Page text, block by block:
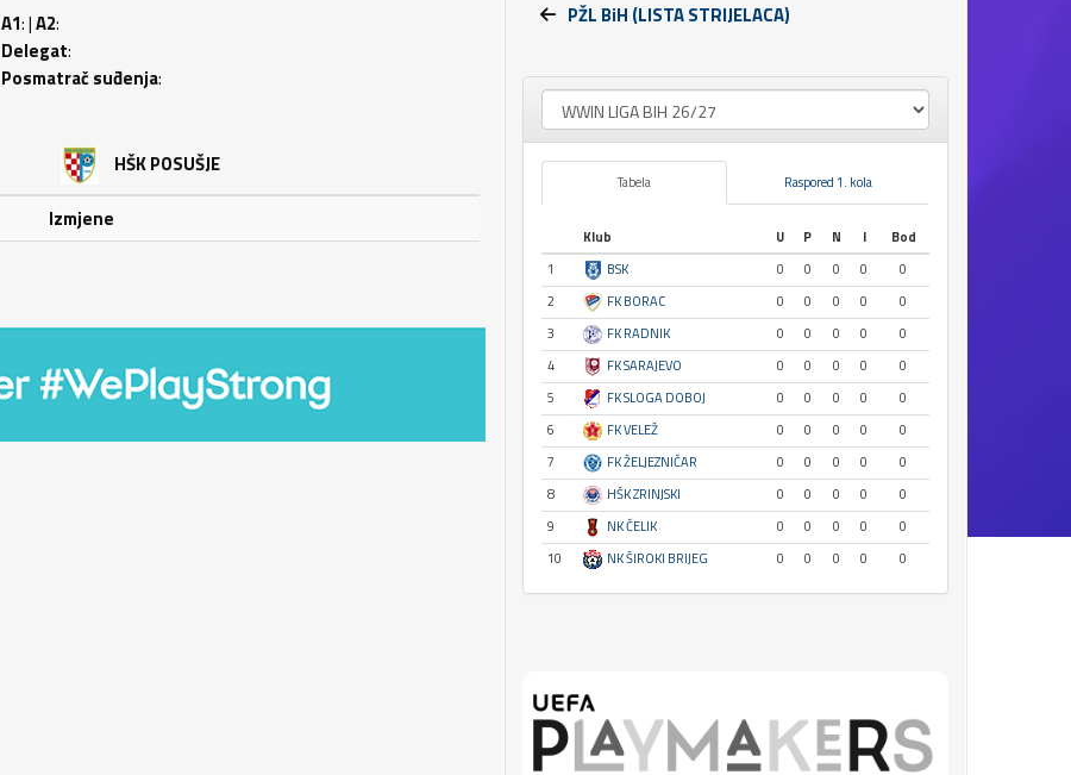
A1: |A2:
Delegat:
Posmatrač suđenja:
HŠK POSUŠJE
Izmjene
PŽL BiH (LISTA STRIJELACA)
Tabela Raspored 1. kola
Klub U P N I
Bod
1
BSK 0 0 0 0
0
2
FK BORAC 0 0 0 0
0
3
FK RADNIK 0 0 0 0
0
4
FK SARAJEVO 0 0 0 0
0
5
FK SLOGA DOBOJ 0 0 0 0
0
6
FK VELEŽ 0 0 0 0
0
7
FK ŽELJEZNIČAR 0 0 0 0
0
8
HŠK ZRINJSKI 0 0 0 0
0
9
NK ČELIK 0 0 0 0
0
10
NK ŠIROKI BRIJEG 0 0 0 0 0